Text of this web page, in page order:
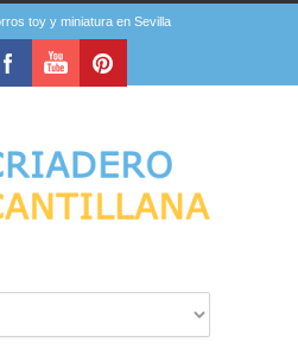
toy y miniatura en Sevilla